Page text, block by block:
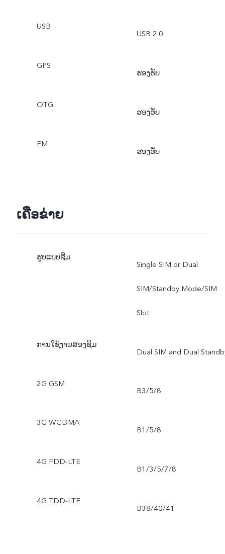
USB
USB 2.0
GPS
ຮອງຮັບ
OTG
ຮອງຮັບ
FM
ຮອງຮັບ
ເຄືອຂ່າຍ
ຮູບແບບຊີມ
Single SIM or Dual
SIM/Standby Mode/SIM
Slot
ການໃຊ້ງານສອງຊີມ
Dual SIM and Dual
2G GSM
B3/5/8
3G WCDMA
B1/5/8
4G FDD-LTE
B1/3/5/7/8
4G TDD-LTE
B38/40/41